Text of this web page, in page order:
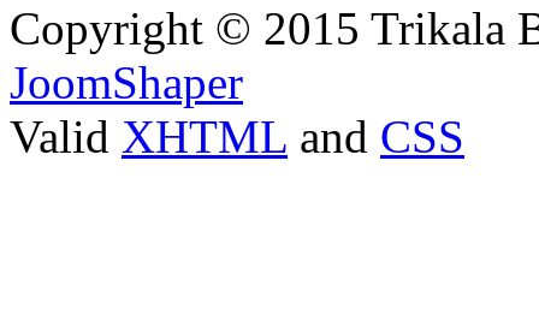
Copyright © 2015 Trikala
JoomShaper
Valid XHTML and CSS